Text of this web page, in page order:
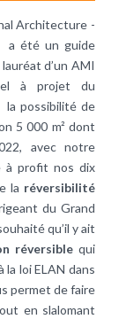
Architecture -
a été un guide
d’un AMI
à projet du
la possibilité de
5 000 m² dont
avec notre
à profit nos dix
la réversibilité
du Grand
qu’il y ait
réversible qui
loi ELAN dans
permet de faire
en slalomant